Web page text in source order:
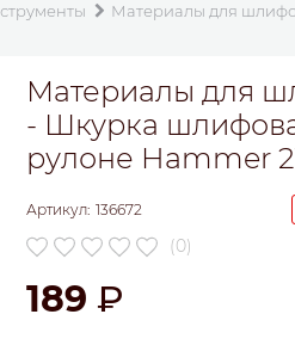
Материалы для
Материалы для
- Шкурка
рулоне Hammer
Артикул: 136672
(0)
189